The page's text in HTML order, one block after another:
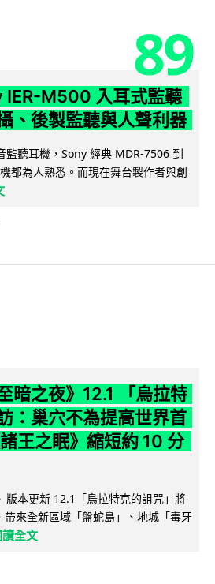
89
IER-M500 入耳式監聽
、後製監聽與人聲利器
監聽耳機，Sony 經典 MDR-7506 到
都為人熟悉。而現在舞台製作者與創
暗之夜》12.1 「烏拉特
：巢穴不為提高世界首
王之眠》縮短約 10 分
版本更新 12.1「烏拉特克的詛咒」將
來全新區域「盤蛇島」、地城「毒牙
讀全文